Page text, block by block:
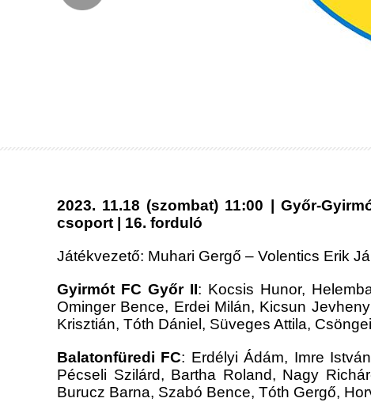
2023. 11.18 (szombat) 11:00 | Győr-
csoport | 16. forduló
Játékvezető: Muhari Gergő – Volentics Erik
Gyirmót FC Győr II: Kocsis Hunor,
Ominger Bence, Erdei Milán, Kicsun
Krisztián, Tóth Dániel, Süveges Attila,
Balatonfüredi FC: Erdélyi Ádám, Imre
Pécseli Szilárd, Bartha Roland, Nagy
Burucz Barna, Szabó Bence, Tóth Gergő,